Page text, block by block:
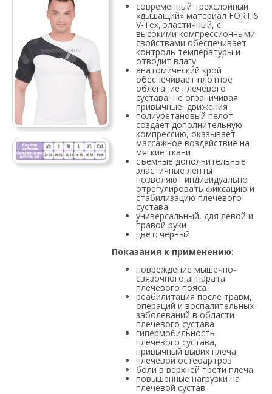
современный трехслойный
«дышащий» материал FORTIS
V-Tex, эластичный, с
высокими компрессионными
свойствами обеспечивает
контроль температуры и
отводит влагу
анатомический крой
обеспечивает плотное
облегание плечевого
сустава, не ограничивая
привычные движения
полиуретановый пелот
создает дополнительную
компрессию, оказывает
массажное воздействие на
мягкие ткани
съемные дополнительные
эластичные ленты
позволяют индивидуально
отрегулировать фиксацию и
стабилизацию плечевого
сустава
универсальный, для левой и
правой руки
цвет: черный
Показания к применению:
повреждение мышечно-
связочного аппарата
плечевого пояса
реабилитация после травм,
операций и воспалительных
заболеваний в области
плечевого сустава
гипермобильность
плечевого сустава,
привычный вывих плеча
плечевой остеоартроз
боли в верхней трети плеча
повышенные нагрузки на
плечевой сустав